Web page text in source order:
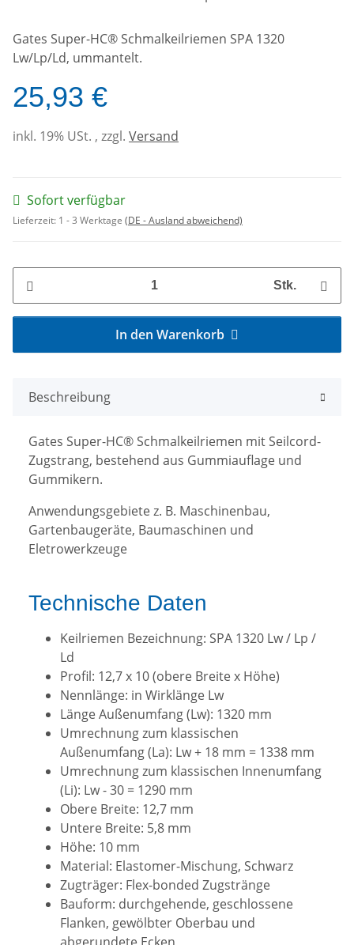
Gates Super-HC® Schmalkeilriemen SPA 1320
Lw/Lp/Ld, ummantelt.
25,93 €
inkl. 19% USt. , zzgl. Versand
Sofort verfügbar
Lieferzeit: 1 - 3 Werktage (DE - Ausland abweichend)
Stk.
In den Warenkorb
Beschreibung
Gates Super-HC® Schmalkeilriemen mit Seilcord-
Zugstrang, bestehend aus Gummiauflage und
Gummikern.
Anwendungsgebiete z. B. Maschinenbau,
Gartenbaugeräte, Baumaschinen und
Eletrowerkzeuge
Technische Daten
Keilriemen Bezeichnung: SPA 1320 Lw / Lp /
Ld
Profil: 12,7 x 10 (obere Breite x Höhe)
Nennlänge: in Wirklänge Lw
Länge Außenumfang (Lw): 1320 mm
Umrechnung zum klassischen
Außenumfang (La): Lw + 18 mm = 1338 mm
Umrechnung zum klassischen Innenumfang
(Li): Lw - 30 = 1290 mm
Obere Breite: 12,7 mm
Untere Breite: 5,8 mm
Höhe: 10 mm
Material: Elastomer-Mischung, Schwarz
Zugträger: Flex-bonded Zugstränge
Bauform: durchgehende, geschlossene
Flanken, gewölbter Oberbau und